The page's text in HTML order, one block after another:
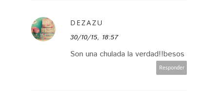
DEZAZU
30/10/15, 18:57
Son una chulada la verdad!!besos
Responder